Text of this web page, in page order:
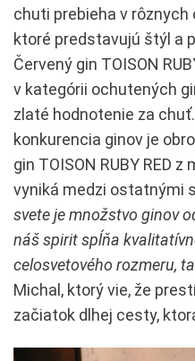
chuti prebieha v
ktoré predstavujú štýl a
Červený gin TOISON
v kategórii ochutených
zlaté hodnotenie za
konkurencia ginov je
gin TOISON RUBY RED
vyniká medzi ostatnými
svete je množstvo ginov
náš spirit spĺňa
celosvetového rozmeru,
Michal, ktorý vie, že
začiatok dlhej cesty,